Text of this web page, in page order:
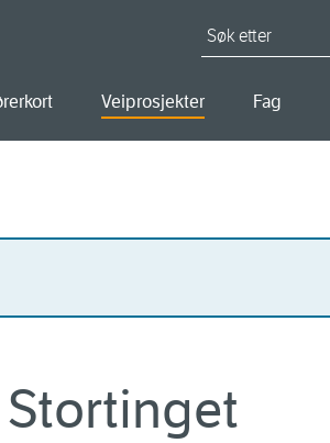
Veiprosjekter Fag